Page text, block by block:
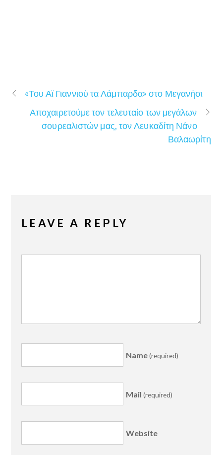
«Του Αϊ Γιαννιού τα Λάμπαρδα» στο Μεγανήσι
Αποχαιρετούμε τον τελευταίο των μεγάλων
σουρεαλιστών μας, τον Λευκαδίτη Νάνο
Βαλαωρίτη
LEAVE A REPLY
Name(required)
Mail (required)
Website